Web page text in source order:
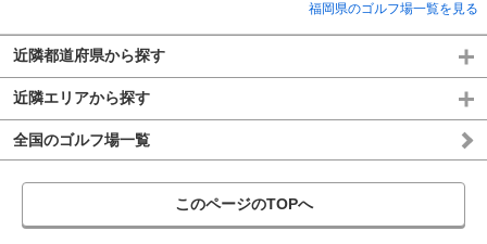
福岡県のゴルフ場一覧を見る
近隣都道府県から探す
近隣エリアから探す
全国のゴルフ場一覧
このページのTOPへ